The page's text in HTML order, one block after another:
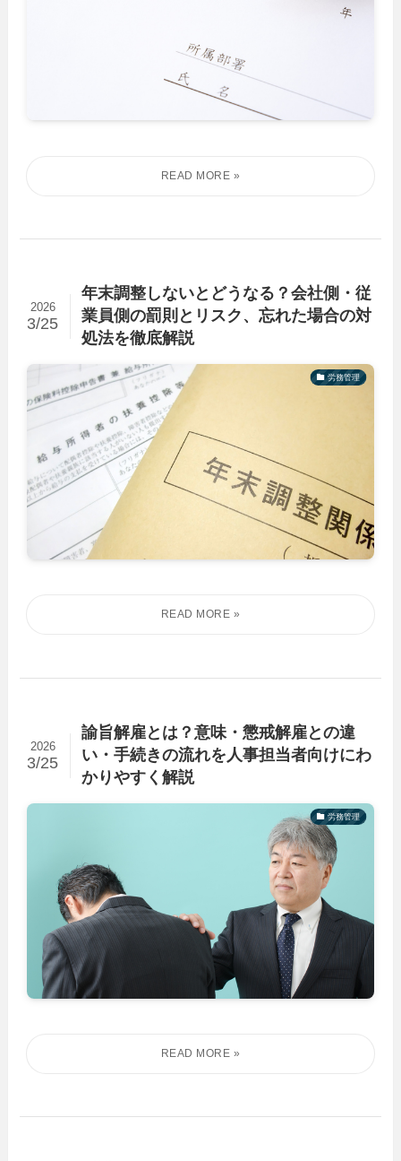
年末調整しないとどうなる？会社側・従
業員側の罰則とリスク、忘れた場合の対
処法を徹底解説
2026
3/25
労務管理
諭旨解雇とは？意味・懲戒解雇との違
い・手続きの流れを人事担当者向けにわ
かりやすく解説
2026
3/25
労務管理